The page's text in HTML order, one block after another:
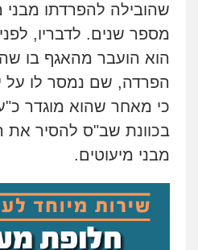
שהובילה להפרדתו מבני
מספר שנים. לדבריו,
הוא הועבר מהאגף בו
הפרדה, שם נמסר לו על
כי מאחר שהוא מוגדר
בכוונת שב"ס להסיר את
מבני מיעוטים.